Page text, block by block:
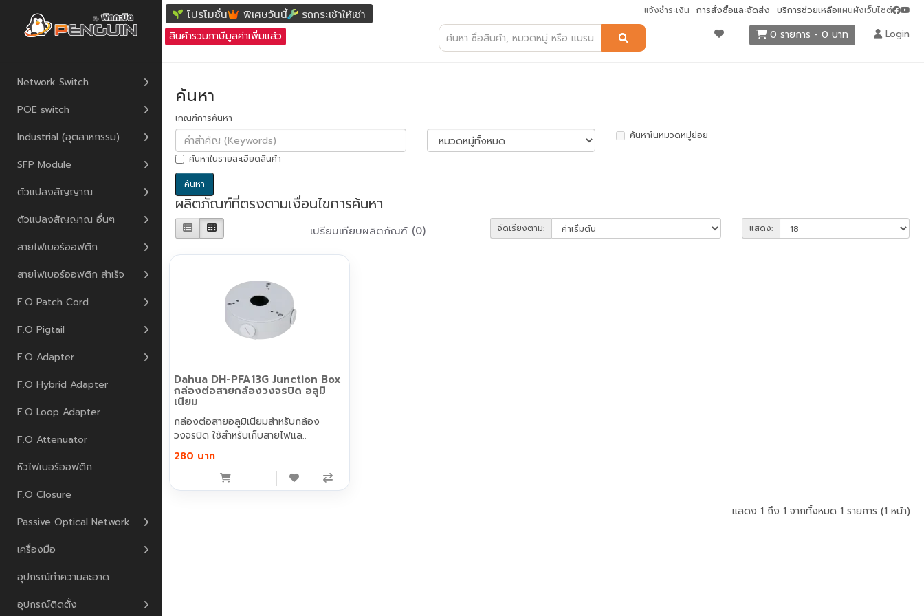
แจ้งชำระเงิน การสั่งซื้อและจัดส่ง บริการช่วยเหลือแผนผังเว็บไซต์
โปรโมชั่น พิเศษวันนี้ รถกระเช้าให้เช่า
สินค้ารวมภาษีมูลค่าเพิ่มแล้ว 0 รายการ - 0 บาท Login
Network Switch
POE switch
Industrial (อุตสาหกรรม)
SFP Module
ตัวแปลงสัญญาณ
ตัวแปลงสัญญาณ อื่นๆ
สายไฟเบอร์ออฟติก
สายไฟเบอร์ออฟติก สำเร็จ
F.O Patch Cord
F.O Pigtail
F.O Adapter
F.O Hybrid Adapter
F.O Loop Adapter
F.O Attenuator
หัวไฟเบอร์ออฟติก
F.O Closure
Passive Optical Network
เครื่องมือ
อุปกรณ์ทำความสะอาด
อุปกรณ์ติดตั้ง
ค้นหา
เกณฑ์การค้นหา
ค้นหาในหมวดหมู่ย่อย
ค้นหาในรายละเอียดสินค้า
ผลิตภัณฑ์ที่ตรงตามเงื่อนไขการค้นหา
เปรียบเทียบผลิตภัณฑ์ (0) จัดเรียงตาม: แสดง:
Dahua DH-PFA13G Junction Box
กล่องต่อสายกล้องวงจรปิด อลูมิ
เนียม
กล่องต่อสายอลูมิเนียมสำหรับกล้อง
วงจรปิด ใช้สำหรับเก็บสายไฟแล..
280 บาท
แสดง 1 ถึง 1 จากทั้งหมด 1 รายการ (1 หน้า)
เพนกวิน คอมมิวนิเคชั่น © 2026